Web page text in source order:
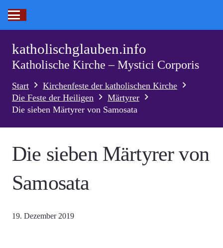
katholischglauben.info
Katholische Kirche – Mystici Corporis
Start
Kirchenfeste der katholischen Kirche
Die Feste der Heiligen
Märtyrer
Die sieben Märtyrer von Samosata
Die sieben Märtyrer von
Samosata
19. Dezember 2019